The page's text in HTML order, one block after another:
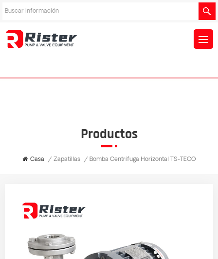
Productos
Casa / Zapatillas / Bomba Centrífuga Horizontal TS-TECO